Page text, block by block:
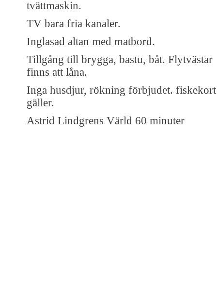
tvättmaskin.
TV bara fria kanaler.
Inglasad altan med matbord.
Tillgång till brygga, bastu, båt. Flytvästar
finns att låna.
Inga husdjur, rökning förbjudet. fiskekort
gäller.
Astrid Lindgrens Värld 60 minuter